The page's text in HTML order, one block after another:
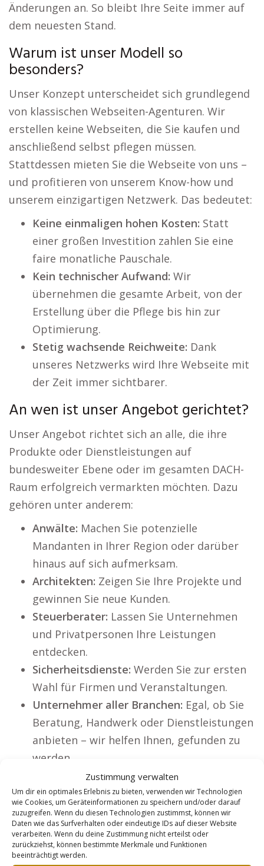
Zustimmung verwalten
Um dir ein optimales Erlebnis zu bieten, verwenden wir Technologien
wie Cookies, um Geräteinformationen zu speichern und/oder darauf
zuzugreifen. Wenn du diesen Technologien zustimmst, können wir
Daten wie das Surfverhalten oder eindeutige IDs auf dieser Website
verarbeiten. Wenn du deine Zustimmung nicht erteilst oder
zurückziehst, können bestimmte Merkmale und Funktionen
beeinträchtigt werden.
Änderungen an. So bleibt Ihre Seite immer auf
dem neuesten Stand.
Warum ist unser Modell so
besonders?
Unser Konzept unterscheidet sich grundlegend
von klassischen Webseiten-Agenturen. Wir
erstellen keine Webseiten, die Sie kaufen und
anschließend selbst pflegen müssen.
Stattdessen mieten Sie die Webseite von uns –
und profitieren von unserem Know-how und
unserem einzigartigen Netzwerk. Das bedeutet:
Keine einmaligen hohen Kosten: Statt
einer großen Investition zahlen Sie eine
faire monatliche Pauschale.
Kein technischer Aufwand: Wir
übernehmen die gesamte Arbeit, von der
Erstellung über die Pflege bis hin zur
Optimierung.
Stetig wachsende Reichweite: Dank
unseres Netzwerks wird Ihre Webseite mit
der Zeit immer sichtbarer.
An wen ist unser Angebot gerichtet?
Unser Angebot richtet sich an alle, die ihre
Produkte oder Dienstleistungen auf
bundesweiter Ebene oder im gesamten DACH-
Raum erfolgreich vermarkten möchten. Dazu
gehören unter anderem:
Anwälte: Machen Sie potenzielle
Mandanten in Ihrer Region oder darüber
hinaus auf sich aufmerksam.
Architekten: Zeigen Sie Ihre Projekte und
gewinnen Sie neue Kunden.
Steuerberater: Lassen Sie Unternehmen
und Privatpersonen Ihre Leistungen
entdecken.
Sicherheitsdienste: Werden Sie zur ersten
Wahl für Firmen und Veranstaltungen.
Unternehmer aller Branchen: Egal, ob Sie
Beratung, Handwerk oder Dienstleistungen
anbieten – wir helfen Ihnen, gefunden zu
werden.
Dienstleister bzw. Klempner für
und Rohrreinigung.
Versandhändler:Optimieren Sie jedes
einzelne Produkt, um mehr Online-Käufer
zu erreichen.